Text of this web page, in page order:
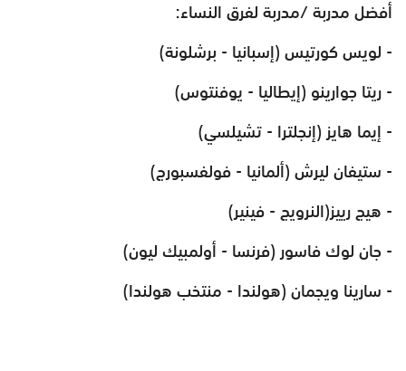
أفضل مدربة /مدربة لفرق النساء:
- لويس كورتيس (إسبانيا - برشلونة)
- ريتا جوارينو (إيطاليا - يوفنتوس)
- إيما هايز (إنجلترا - تشيلسي)
- ستيفان ليرش (ألمانيا - فولفسبورج)
- هيج رييز(النرويج - فينير)
- جان لوك فاسور (فرنسا - أولمبيك ليون)
- سارينا ويجمان (هولندا - منتخب هولندا)